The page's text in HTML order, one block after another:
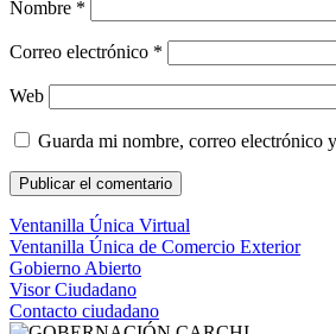
Nombre *
Correo electrónico *
Web
Guarda mi nombre, correo electrónico
Ventanilla Única Virtual
Ventanilla Única de Comercio Exterior
Gobierno Abierto
Visor Ciudadano
Contacto ciudadano